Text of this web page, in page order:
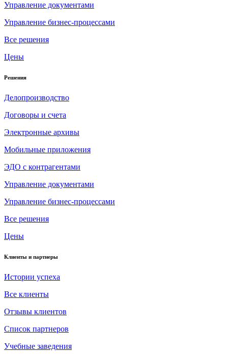
Управление документами
Управление бизнес-процессами
Все решения
Цены
Решения
Делопроизводство
Договоры и счета
Электронные архивы
Мобильные приложения
ЭДО с контрагентами
Управление документами
Управление бизнес-процессами
Все решения
Цены
Клиенты и партнеры
Истории успеха
Все клиенты
Отзывы клиентов
Список партнеров
Учебные заведения